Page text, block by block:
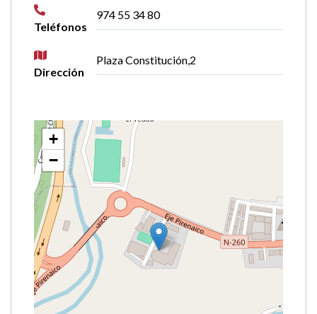
Teléfonos
974 55 34 80
Dirección
Plaza Constitución,2
+
−